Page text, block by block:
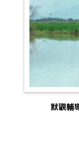
默觀輔